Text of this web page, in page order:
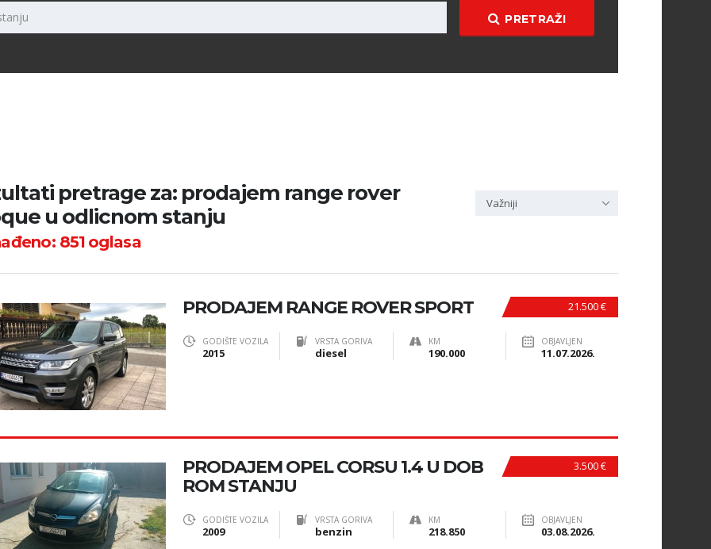
PRETRAŽI
pretrage za: prodajem range rover
u odlicnom stanju
851oglasa
Važniji
21.500 €
PRODAJEM RANGE ROVER SPORT
GODIŠTE VOZILA
2015
VRSTA GORIVA
diesel
KM
190.000
OBJAVLJEN
11.07.2026.
3.500 €
PRODAJEM OPEL CORSU 1.4 U DOB
ROM STANJU
GODIŠTE VOZILA
2009
VRSTA GORIVA
benzin
KM
218.850
OBJAVLJEN
03.08.2026.